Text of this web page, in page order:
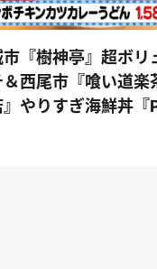
市『樹神亭』超ボリ
＆西尾市『喰い道楽
やりすぎ海鮮丼『